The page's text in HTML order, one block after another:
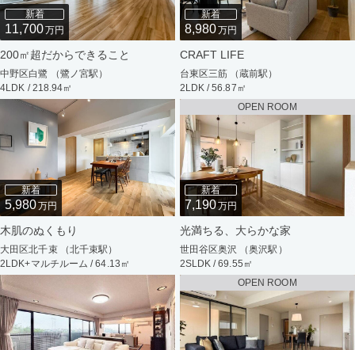
新着
11,700万円
200㎡超だからできること
中野区白鷺 （鷺ノ宮駅）
4LDK / 218.94㎡
新着
8,980万円
CRAFT LIFE
台東区三筋 （蔵前駅）
2LDK / 56.87㎡
新着
5,980万円
木肌のぬくもり
大田区北千束 （北千束駅）
2LDK+マルチルーム / 64.13㎡
OPEN ROOM
新着
7,190万円
光満ちる、大らかな家
世田谷区奥沢 （奥沢駅）
2SLDK / 69.55㎡
OPEN ROOM